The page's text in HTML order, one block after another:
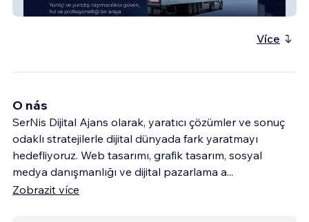
An Transport 1
Více
O nás
SerNis Dijital Ajans olarak, yaratıcı çözümler ve sonuç
odaklı stratejilerle dijital dünyada fark yaratmayı
hedefliyoruz. Web tasarımı, grafik tasarım, sosyal
medya danışmanlığı ve dijital pazarlama a...
Zobrazit více